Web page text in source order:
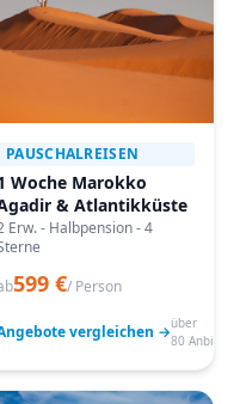
PAUSCHALREISEN
Woche Marokko
& Atlantikküste
Erw. - Halbpension - 4
599 €/ Person
vergleichen →über
80